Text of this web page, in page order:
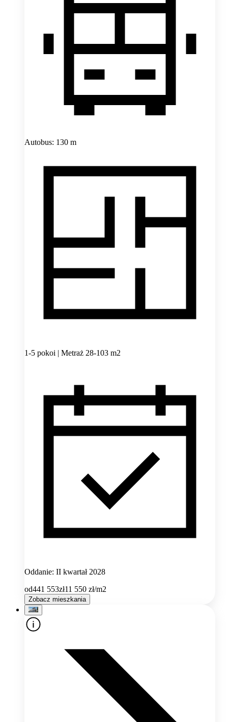
Autobus: 130 m
1-5 pokoi | Metraż 28-103 m2
Oddanie: II kwartał 2028
od441 553zł11 550 zł/m2
Zobacz mieszkania